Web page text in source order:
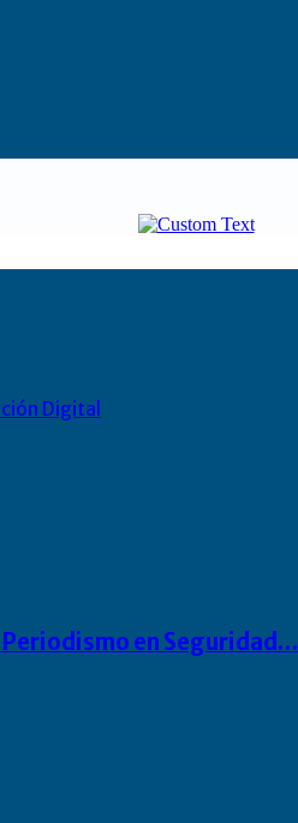
Digital
en Seguridad…